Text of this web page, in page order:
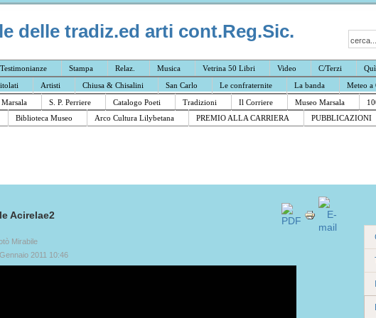
delle tradiz.ed arti cont.Reg.Sic.
Testimonianze Stampa Relaz. Musica Vetrina 50 Libri Video C/Terzi Quì
Artisti Chiusa & Chisalini San Carlo Le confraternite La banda Meteo a
Marsala S. P. Perriere Catalogo Poeti Tradizioni Il Corriere Museo Marsala
Biblioteca Museo Arco Cultura Lilybetana PREMIO ALLA CARRIERA PUBBLICAZIONI
Acirelae2
Mirabile
2011 10:46